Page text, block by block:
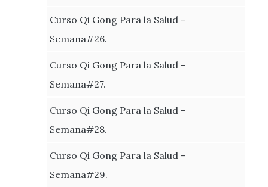
Curso Qi Gong Para la Salud –
Semana#26.
Curso Qi Gong Para la Salud –
Semana#27.
Curso Qi Gong Para la Salud –
Semana#28.
Curso Qi Gong Para la Salud –
Semana#29.